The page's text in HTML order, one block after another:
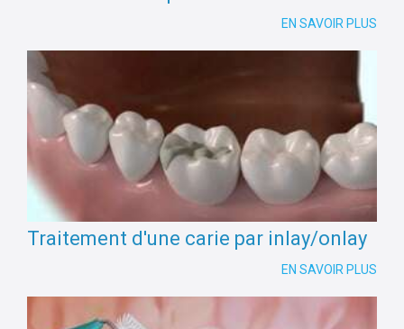
EN SAVOIR PLUS
Traitement d'une carie par inlay/onlay
EN SAVOIR PLUS